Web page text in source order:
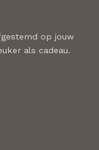
op jouw
als cadeau.